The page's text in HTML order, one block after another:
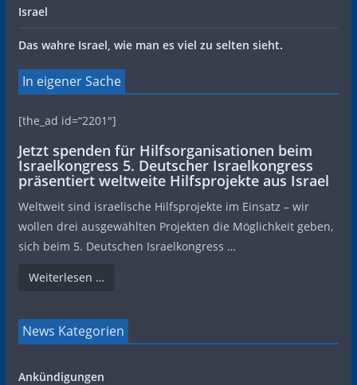
Israel
Das wahre Israel, wie man es viel zu selten sieht.
In eigener Sache
[the_ad id=“2201″]
Jetzt spenden für Hilfsorganisationen beim
Israelkongress 5. Deutscher Israelkongress
präsentiert weltweite Hilfsprojekte aus Israel
Weltweit sind israelische Hilfsprojekte im Einsatz – wir
wollen drei ausgewählten Projekten die Möglichkeit geben,
sich beim 5. Deutschen Israelkongress …
Weiterlesen …
News Kategorien
Ankündigungen